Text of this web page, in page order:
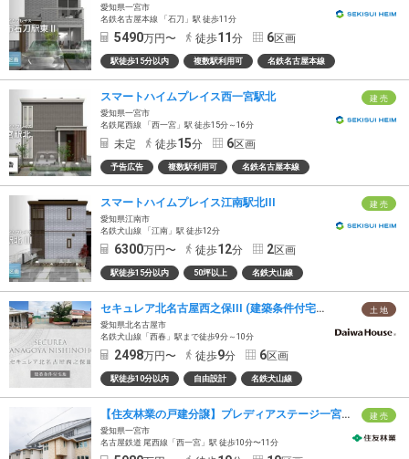
愛知県一宮市
名鉄名古屋本線 「石刀」駅 徒歩11分
5490万円〜 徒歩11 分 6区画
駅徒歩15分以内 複数駅利用可 名鉄名古屋本線
建 売
スマートハイムプレイス西一宮駅北
愛知県一宮市
名鉄尾西線 「西一宮」駅 徒歩15分～16分
未定 徒歩15分 6区画
予告広告 複数駅利用可 名鉄名古屋本線
建 売
スマートハイムプレイス江南駅北III
愛知県江南市
名鉄犬山線 「江南」駅 徒歩12分
6300万円〜 徒歩12分 2区画
駅徒歩15分以内 50坪以上 名鉄犬山線
土 地
セキュレア北名古屋西之保III (建築条件付宅地分譲)
愛知県北名古屋市
名鉄犬山線「西春」駅まで徒歩9分～10分
2498万円〜 徒歩9分 6区画
駅徒歩10分以内 自由設計 名鉄犬山線
建 売
【住友林業の戸建分譲】プレディアステージ一宮/全10邸/一宮駅自転車約6分
愛知県一宮市
名古屋鉄道 尾西線「西一宮」駅 徒歩10分〜11分